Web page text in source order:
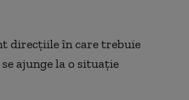
direcțiile în care trebuie
ajunge la o situație